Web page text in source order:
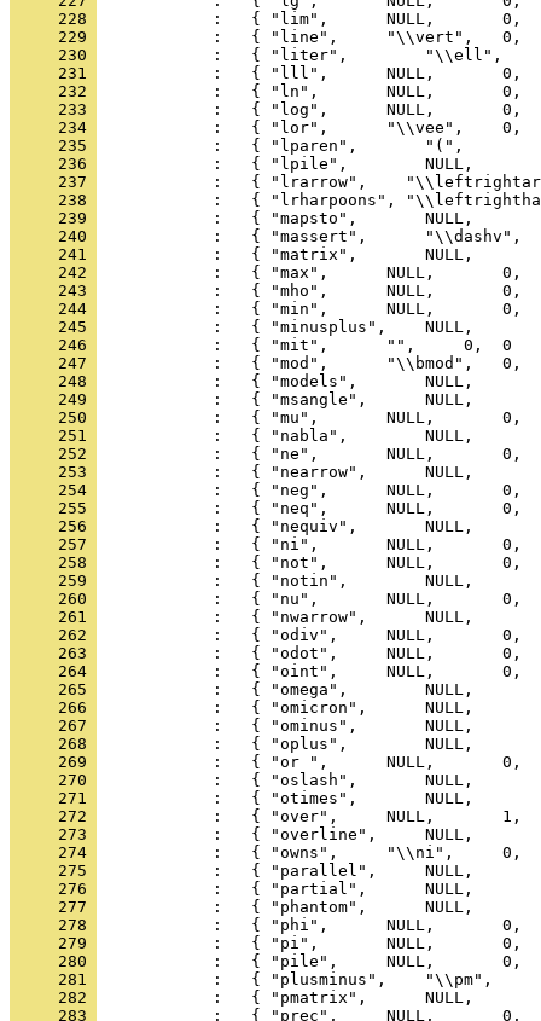
     228
     229
     230
     231
     232
     233
     234
     235
     236
     237
     238
     239
     240
     241
     242
     243
     244
     245
     246
     247
     248
     249
     250
     251
     252
     253
     254
     255
     256
     257
     258
     259
     260
     261
     262
     263
     264
     265
     266
     267
     268
     269
     270
     271
     272
     273
     274
     275
     276
     277
     278
     279
     280
     281
     282
     283